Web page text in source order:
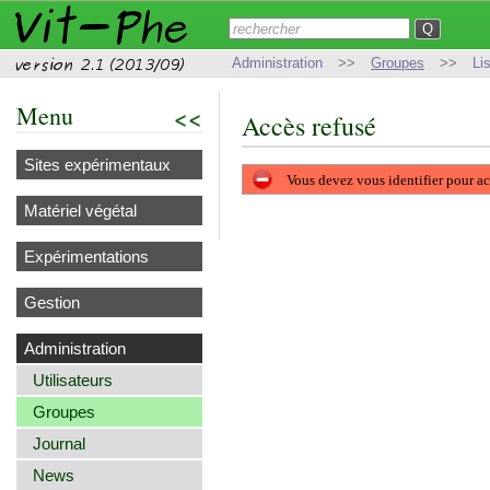
Administration >> Groupes >>
<<
Menu
Sites expérimentaux
Matériel végétal
Expérimentations
Gestion
Administration
Utilisateurs
Groupes
Journal
News
Accès refusé
Vous devez vous identifier pour